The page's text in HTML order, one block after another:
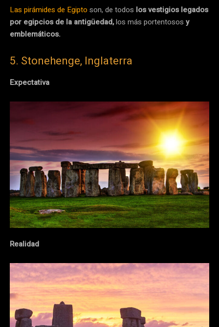
Las pirámides de Egipto son, de todos los vestigios legados
por egipcios de la antigüedad,los más portentosos y
emblemáticos.
5. Stonehenge, Inglaterra
Expectativa
Realidad